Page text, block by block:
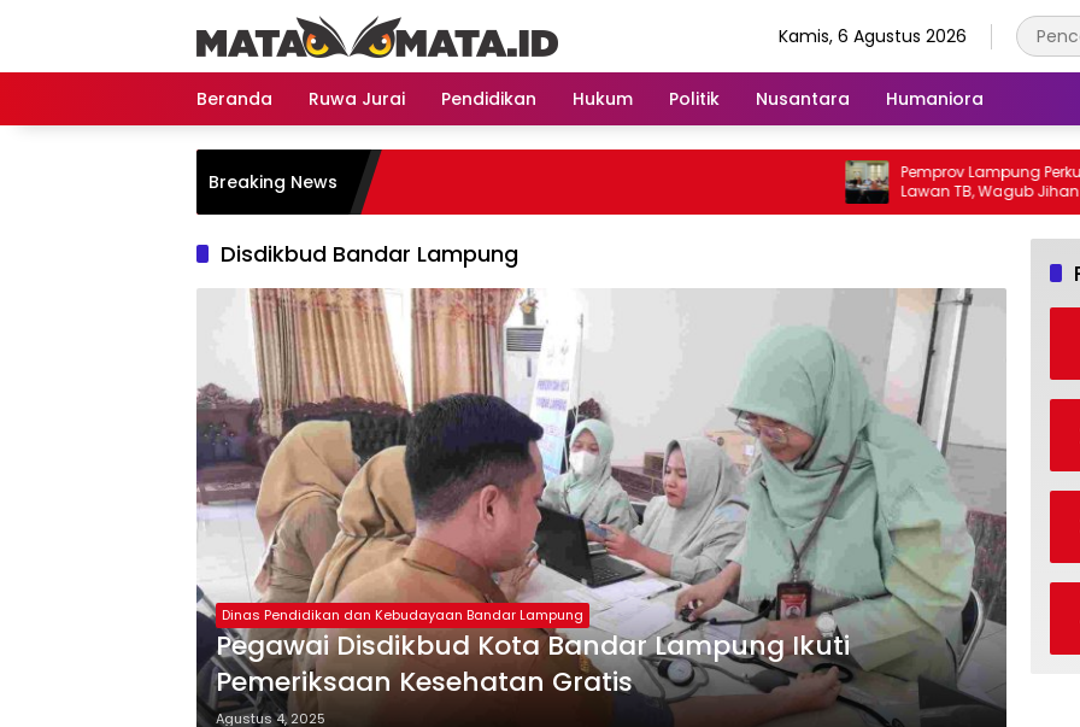
Kamis, 6 Agustus 2026
Beranda Ruwa Jurai Pendidikan Hukum Politik Nusantara Humaniora
Breaking News
Pemprov Lampung Perkuat Gerakan
Lawan TB, Wagub Jihan Dorong
Penemuan Kasus Lebih Cepat dan
Disdikbud Bandar Lampung
Dinas Pendidikan dan Kebudayaan Bandar Lampung
Pegawai Disdikbud Kota Bandar Lampung Ikuti
Pemeriksaan Kesehatan Gratis
Agustus 4, 2025